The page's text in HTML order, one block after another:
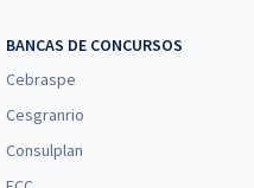
39,99
(-20%)
BANCAS DE CONCURSOS
Cebraspe
Cesgranrio
Consulplan